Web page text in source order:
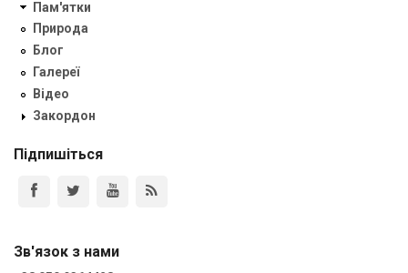
Пам'ятки
Природа
Блог
Галереї
Відео
Закордон
Підпишіться
Зв'язок з нами